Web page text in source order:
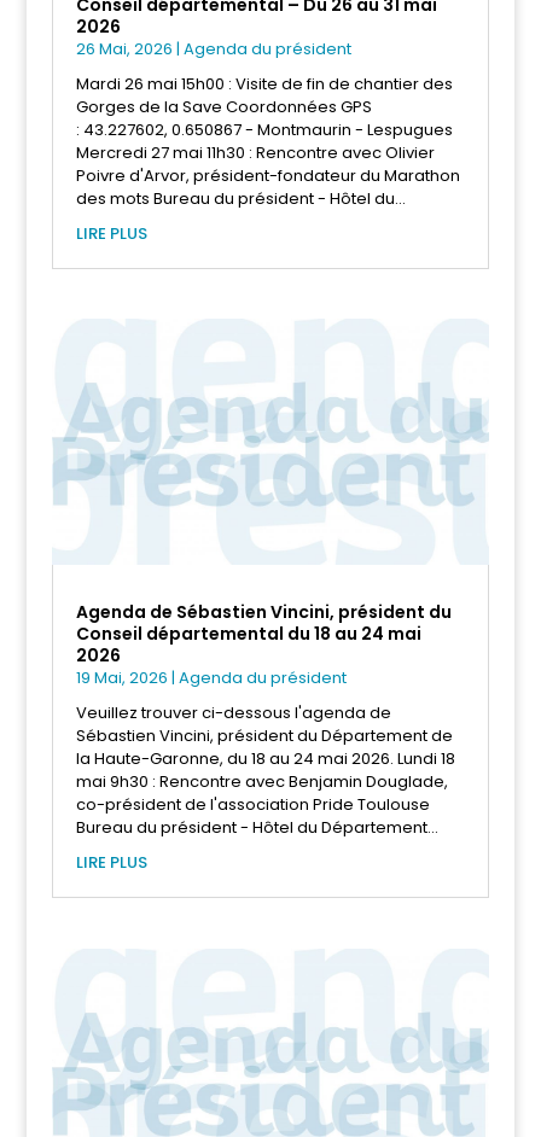
2026
26 Mai, 2026 | Agenda du président
Mardi 26 mai 15h00 : Visite de fin de chantier des
Gorges de la Save Coordonnées GPS
: 43.227602, 0.650867 - Montmaurin - Lespugues
Mercredi 27 mai 11h30 : Rencontre avec Olivier
Poivre d'Arvor, président-fondateur du Marathon
des mots Bureau du président - Hôtel du...
LIRE PLUS
Agenda de Sébastien Vincini, président du
Conseil départemental du 18 au 24 mai
2026
19 Mai, 2026 | Agenda du président
Veuillez trouver ci-dessous l'agenda de
Sébastien Vincini, président du Département de
la Haute-Garonne, du 18 au 24 mai 2026. Lundi 18
mai 9h30 : Rencontre avec Benjamin Douglade,
co-président de l'association Pride Toulouse
Bureau du président - Hôtel du Département...
LIRE PLUS